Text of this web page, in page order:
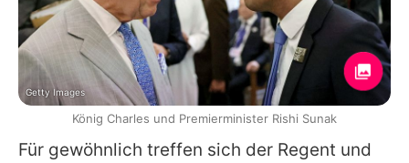
Für gewöhnlich treffen sich der Regent und
Getty Images
König Charles und Premierminister Rishi Sunak